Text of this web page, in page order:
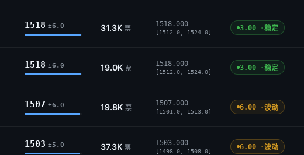
1518 ±6.0 31.3K 票
1518.000
[1512.0, 1524.0]
3.00 ·稳定
1518 ±6.0 19.0K 票
1518.000
[1512.0, 1524.0]
3.00 ·稳定
1507 ±6.0 19.8K 票
1507.000
[1501.0, 1513.0]
6.00 ·波动
1503 ±5.0 37.3K 票
1503.000
[1498.0, 1508.0]
6.00 ·波动